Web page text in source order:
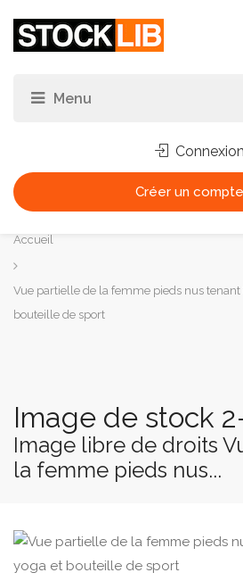
Connexion
Créer un compte
Vous
êtes
ici :
Accueil
Vue partielle de la femme pieds nus tenant
bouteille de sport
Image de stock
Image libre de droits
la femme pieds nus...